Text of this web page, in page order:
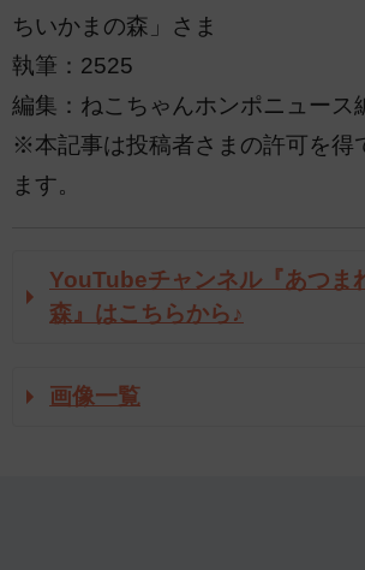
ちいかまの森」さま
執筆：2525
編集：ねこちゃんホンポニュース
※本記事は投稿者さまの許可を得
ます。
YouTubeチャンネル『あつま
森』はこちらから♪
画像一覧